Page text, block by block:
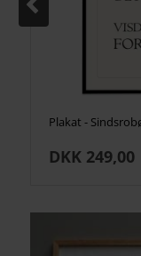
Plakat -
DKK 249,00